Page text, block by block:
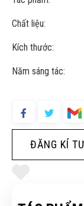
Chất liệu:
Kích thước:
Năm sáng
ĐĂNG KÍ